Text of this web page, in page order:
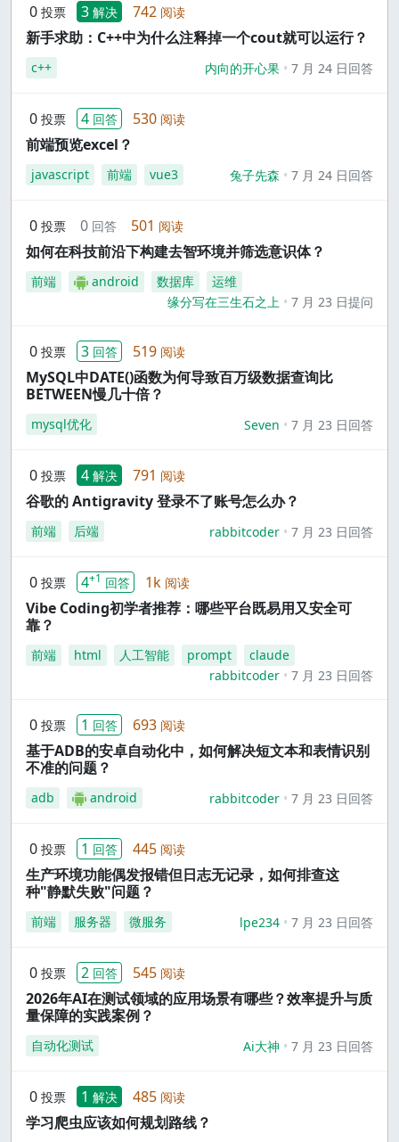
0 投票 3 解决 742 阅读
新手求助：C++中为什么注释掉一个cout就可以运行？
c++ 内向的开心果 7 月 24 日回答
0 投票 4 回答 530 阅读
前端预览excel？
javascript 前端 vue3 兔子先森 7 月 24 日回答
0 投票 0 回答 501 阅读
如何在科技前沿下构建去智环境并筛选意识体？
前端 android 数据库
运维
缘分写在三生石之上
7 月 23 日提问
0 投票 3 回答 519 阅读
MySQL中DATE()函数为何导致百万级数据查询比
BETWEEN慢几十倍？
mysql优化 Seven 7 月 23 日回答
0 投票 4 解决 791 阅读
谷歌的 Antigravity 登录不了账号怎么办？
前端 后端 rabbitcoder 7 月 23 日回答
0 投票 4+1 回答 1k 阅读
Vibe Coding初学者推荐：哪些平台既易用又安全可
靠？
前端 html 人工智能 prompt
claude
rabbitcoder
7 月 23 日回答
0 投票 1 回答 693 阅读
基于ADB的安卓自动化中，如何解决短文本和表情识别
不准的问题？
adb android rabbitcoder 7 月 23 日回答
0 投票 1 回答 445 阅读
生产环境功能偶发报错但日志无记录，如何排查这
种"静默失败"问题？
前端 服务器 微服务 lpe234 7 月 23 日回答
0 投票 2 回答 545 阅读
2026年AI在测试领域的应用场景有哪些？效率提升与质
量保障的实践案例？
自动化测试 Ai大神 7 月 23 日回答
0 投票 1 解决 485 阅读
学习爬虫应该如何规划路线？